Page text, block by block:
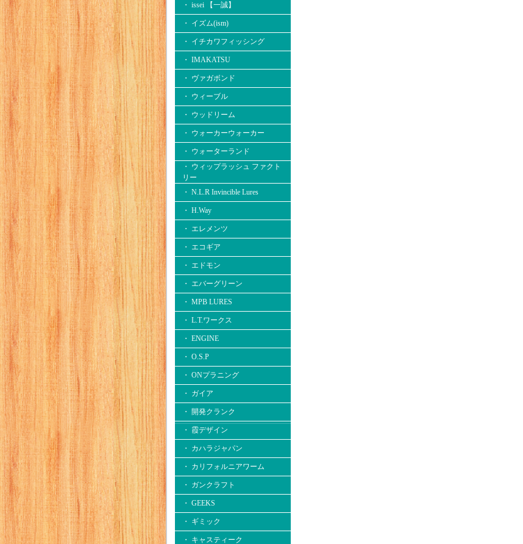
・ issei 【一誠】
・ イズム(ism)
・ イチカワフィッシング
・ IMAKATSU
・ ヴァガボンド
・ ウィーブル
・ ウッドリーム
・ ウォーカーウォーカー
・ ウォーターランド
・ ウィップラッシュ ファクト
リー
・ N.L.R Invincible Lures
・ H.Way
・ エレメンツ
・ エコギア
・ エドモン
・ エバーグリーン
・ MPB LURES
・ L.T.ワークス
・ ENGINE
・ O.S.P
・ ONプラニング
・ ガイア
・ 開発クランク
・ 霞デザイン
・ カハラジャパン
・ カリフォルニアワーム
・ ガンクラフト
・ GEEKS
・ ギミック
・ キャスティーク